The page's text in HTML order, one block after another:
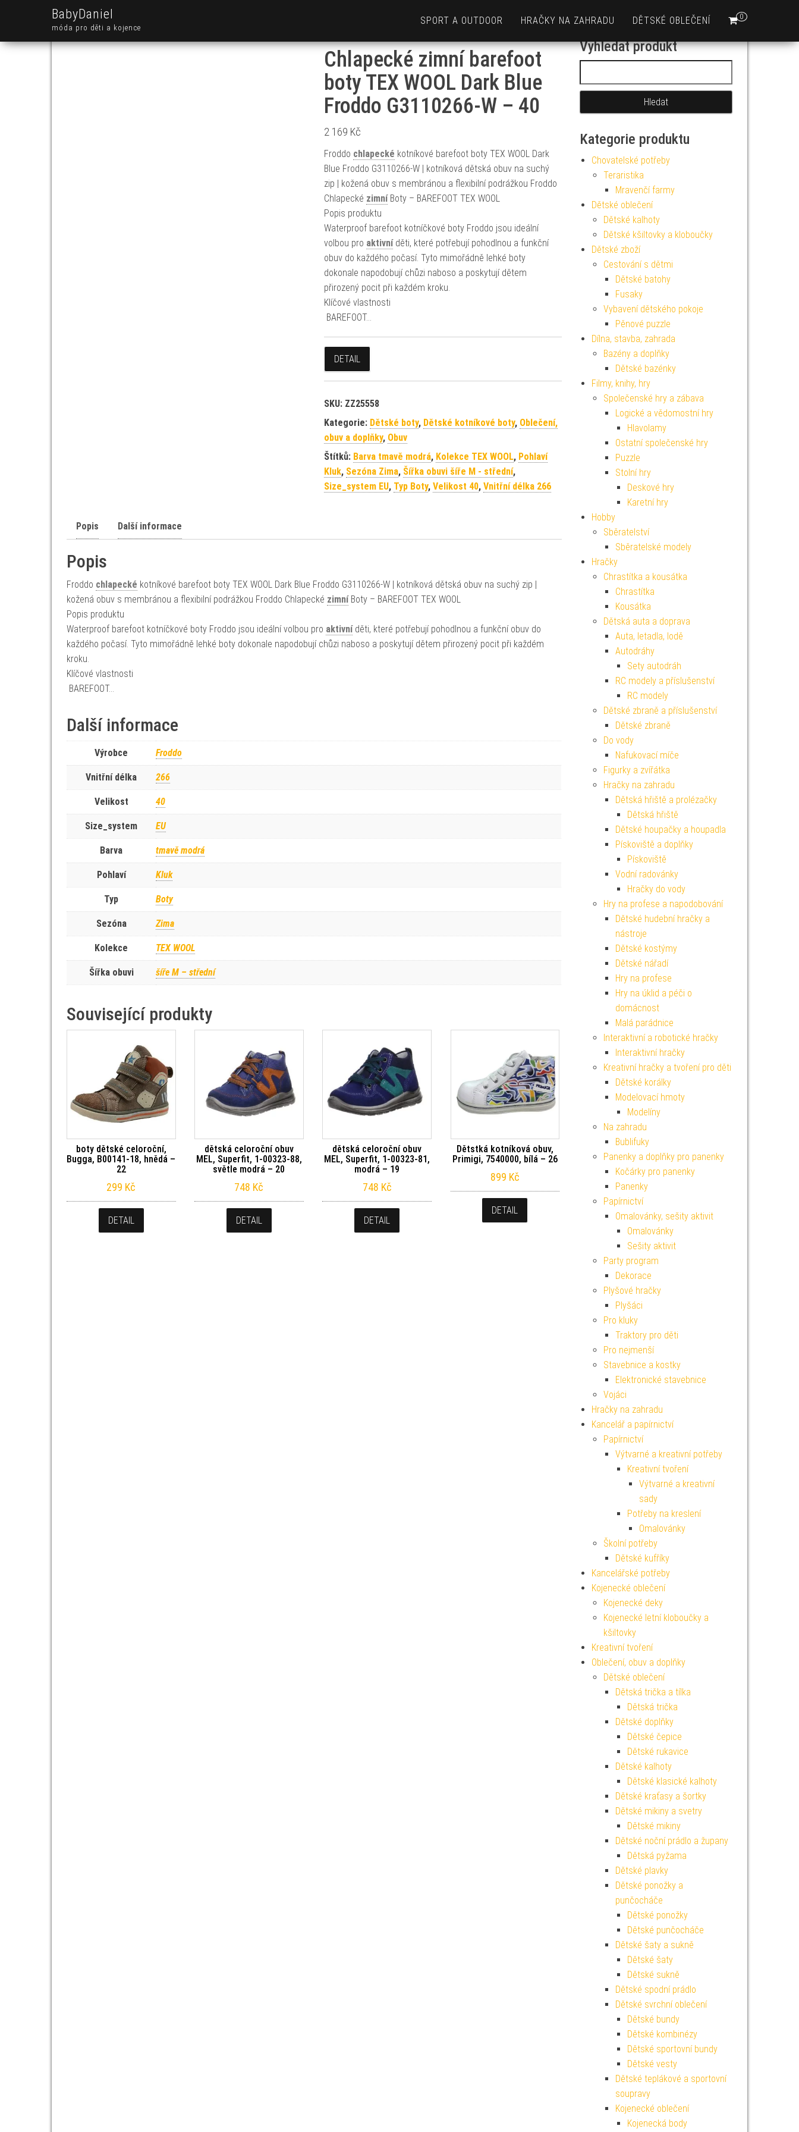
BabyDaniel
móda pro děti a kojence
0
SPORT A OUTDOOR HRAČKY NA ZAHRADU DĚTSKÉ OBLEČENÍ
Chlapecké zimní barefoot
boty TEX WOOL Dark Blue
Froddo G3110266-W – 40
2 169 Kč
Froddo chlapecké kotníkové barefoot boty TEX WOOL Dark
Blue Froddo G3110266-W | kotníková dětská obuv na suchý
zip | kožená obuv s membránou a flexibilní podrážkou Froddo
Chlapecké zimníBoty – BAREFOOT TEX WOOL
Popis produktu
Waterproof barefoot kotníčkové boty Froddo jsou ideální
volbou pro aktivníděti, které potřebují pohodlnou a funkční
obuv do každého počasí. Tyto mimořádně lehké boty
dokonale napodobují chůzi naboso a poskytují dětem
přirozený pocit při každém kroku.
Klíčové vlastnosti
BAREFOOT…
DETAIL
SKU: ZZ25558
Kategorie: Dětské boty, Dětské kotníkové boty, Oblečení,
obuv a doplňky, Obuv
Štítků: Barva tmavě modrá, Kolekce TEX WOOL, Pohlaví
Kluk, Sezóna Zima, Šířka obuvi šíře M - střední,
Size_system EU, Typ Boty, Velikost 40, Vnitřní délka 266
Popis Další informace
Popis
Froddo chlapecké kotníkové barefoot boty TEX WOOL Dark Blue Froddo G3110266-W | kotníková dětská obuv na suchý zip |
kožená obuv s membránou a flexibilní podrážkou Froddo Chlapecké zimníBoty – BAREFOOT TEX WOOL
Popis produktu
Waterproof barefoot kotníčkové boty Froddo jsou ideální volbou pro aktivníděti, které potřebují pohodlnou a funkční obuv do
každého počasí. Tyto mimořádně lehké boty dokonale napodobují chůzi naboso a poskytují dětem přirozený pocit při každém
kroku.
Klíčové vlastnosti
BAREFOOT…
Další informace
Výrobce Froddo
Vnitřní délka 266
Velikost 40
Size_system EU
Barva tmavě modrá
Pohlaví Kluk
Typ Boty
Sezóna Zima
Kolekce TEX WOOL
Šířka obuvi šíře M – střední
Související produkty
boty dětské celoroční,
Bugga, B00141-18, hnědá –
22
299 Kč
DETAIL
dětská celoroční obuv
MEL, Superfit, 1-00323-88,
světle modrá – 20
748 Kč
DETAIL
dětská celoroční obuv
MEL, Superfit, 1-00323-81,
modrá – 19
748 Kč
DETAIL
Dětstká kotníková obuv,
Primigi, 7540000, bílá – 26
899 Kč
DETAIL
Vyhledat produkt
Kategorie produktu
Chovatelské potřeby
Teraristika
Mravenčí farmy
Dětské oblečení
Dětské kalhoty
Dětské kšiltovky a kloboučky
Dětské zboží
Cestování s dětmi
Dětské batohy
Fusaky
Vybavení dětského pokoje
Pěnové puzzle
Dílna, stavba, zahrada
Bazény a doplňky
Dětské bazénky
Filmy, knihy, hry
Společenské hry a zábava
Logické a vědomostní hry
Hlavolamy
Ostatní společenské hry
Puzzle
Stolní hry
Deskové hry
Karetní hry
Hobby
Sběratelství
Sběratelské modely
Hračky
Chrastítka a kousátka
Chrastítka
Kousátka
Dětská auta a doprava
Auta, letadla, lodě
Autodráhy
Sety autodráh
RC modely a příslušenství
RC modely
Dětské zbraně a příslušenství
Dětské zbraně
Do vody
Nafukovací míče
Figurky a zvířátka
Hračky na zahradu
Dětská hřiště a prolézačky
Dětská hřiště
Dětské houpačky a houpadla
Pískoviště a doplňky
Pískoviště
Vodní radovánky
Hračky do vody
Hry na profese a napodobování
Dětské hudební hračky a
nástroje
Dětské kostýmy
Dětské nářadí
Hry na profese
Hry na úklid a péči o
domácnost
Malá parádnice
Interaktivní a robotické hračky
Interaktivní hračky
Kreativní hračky a tvoření pro děti
Dětské korálky
Modelovací hmoty
Modelíny
Na zahradu
Bublifuky
Panenky a doplňky pro panenky
Kočárky pro panenky
Panenky
Papírnictví
Omalovánky, sešity aktivit
Omalovánky
Sešity aktivit
Party program
Dekorace
Plyšové hračky
Plyšáci
Pro kluky
Traktory pro děti
Pro nejmenší
Stavebnice a kostky
Elektronické stavebnice
Vojáci
Hračky na zahradu
Kancelář a papírnictví
Papírnictví
Výtvarné a kreativní potřeby
Kreativní tvoření
Výtvarné a kreativní
sady
Potřeby na kreslení
Omalovánky
Školní potřeby
Dětské kufříky
Kancelářské potřeby
Kojenecké oblečení
Kojenecké deky
Kojenecké letní kloboučky a
kšiltovky
Kreativní tvoření
Oblečení, obuv a doplňky
Dětské oblečení
Dětská trička a tílka
Dětská trička
Dětské doplňky
Dětské čepice
Dětské rukavice
Dětské kalhoty
Dětské klasické kalhoty
Dětské kraťasy a šortky
Dětské mikiny a svetry
Dětské mikiny
Dětské noční prádlo a župany
Dětská pyžama
Dětské plavky
Dětské ponožky a
punčocháče
Dětské ponožky
Dětské punčocháče
Dětské šaty a sukně
Dětské šaty
Dětské sukně
Dětské spodní prádlo
Dětské svrchní oblečení
Dětské bundy
Dětské kombinézy
Dětské sportovní bundy
Dětské vesty
Dětské teplákové a sportovní
soupravy
Kojenecké oblečení
Kojenecká body